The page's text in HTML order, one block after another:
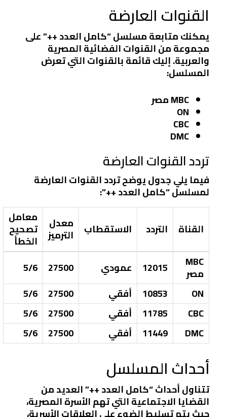
القنوات العارضة
يمكنك متابعة مسلسل “كامل العدد ++” على
مجموعة من القنوات الفضائية المصرية
والعربية. إليك قائمة بالقنوات التي تعرض
المسلسل:
MBC مصر
ON
CBC
DMC
تردد القنوات العارضة
فيما يلي جدول يوضح تردد القنوات العارضة
لمسلسل “كامل العدد ++”:
القناة التردد الاستقطاب معدل
الترميز
معامل
تصحيح
الخطأ
MBC
مصر 12015 عمودي 27500
5/6
ON
10853 أفقي 27500
5/6
CBC
11785 أفقي 27500
5/6
DMC
11449 أفقي 27500
5/6
أحداث المسلسل
تتناول أحداث “كامل العدد ++” العديد من
القضايا الاجتماعية التي تهم الأسرة المصرية،
حيث يتم تسليط الضوء على العلاقات الأسرية،